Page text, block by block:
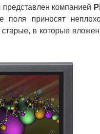
компанией
поля приносят
в которые